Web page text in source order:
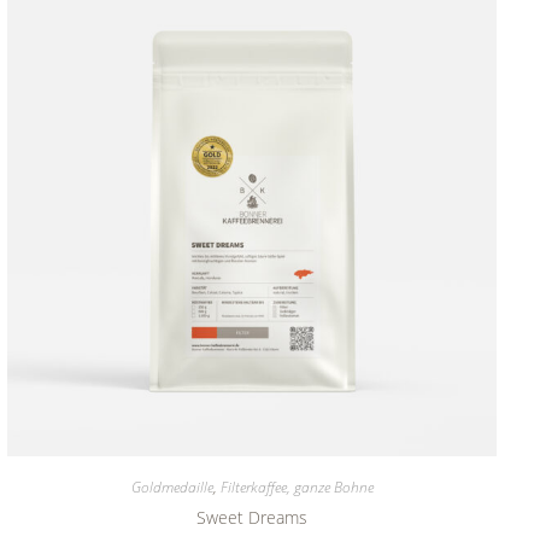
Goldmedaille, Filterkaffee, ganze Bohne
Sweet Dreams